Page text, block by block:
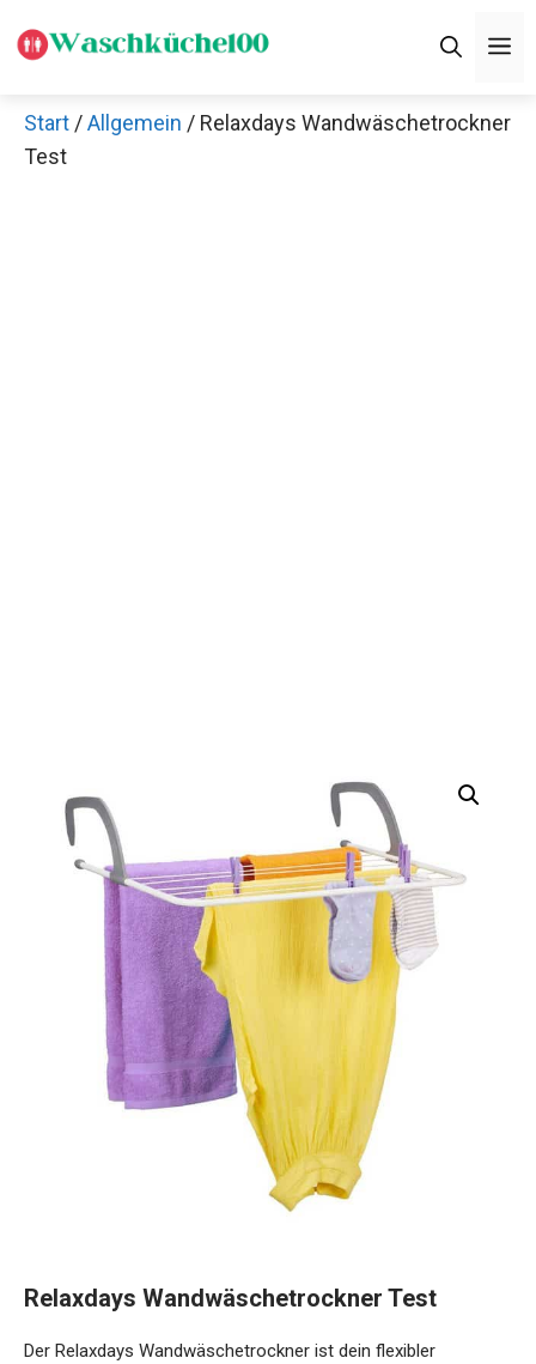
Inhalt
Start /Allgemein / Relaxdays Wandwäschetrockner
Test
Relaxdays Wandwäschetrockner Test
Der Relaxdays Wandwäschetrockner ist dein flexibler